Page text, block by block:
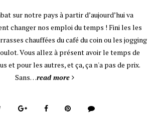
sur notre pays à partir d’aujourd’hui va
changer nos emploi du temps ! Fini les les
chauffées du café du coin ou les jogging
Vous allez à présent avoir le temps de
et pour les autres, et ça, ça n'a pas de prix.
Sans…read more